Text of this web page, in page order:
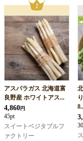
アスパラガス 北海道富
良野産 ホワイトアス...
4,860円
45pt
スイートベジタブルフ
ァクトリー